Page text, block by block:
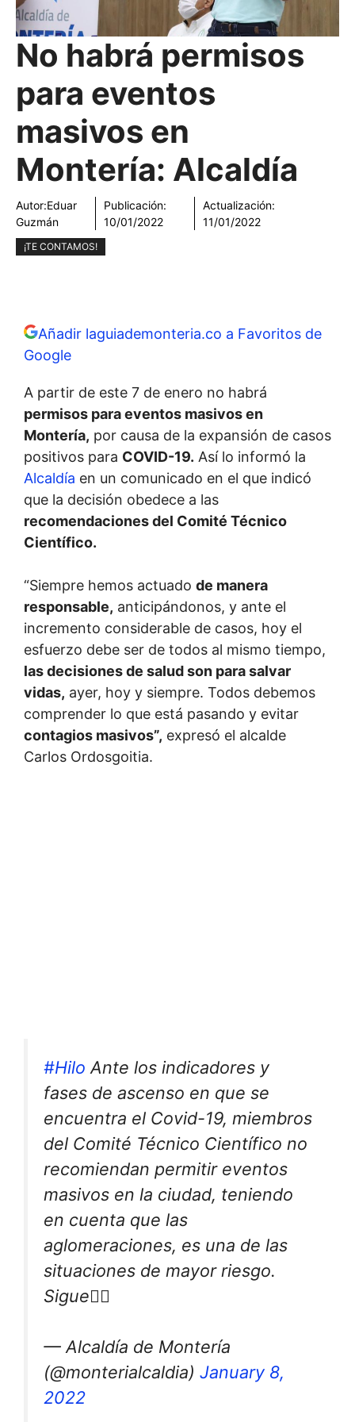
No habrá permisos
para eventos
masivos en
Montería: Alcaldía
Autor:Eduar
Guzmán
Publicación:
10/01/2022
Actualización:
11/01/2022
¡TE CONTAMOS!
Añadir laguiademonteria.co a Favoritos de
Google
A partir de este 7 de enero no habrá
permisos para eventos masivos en
Montería, por causa de la expansión de casos
positivos para COVID-19. Así lo informó la
Alcaldía en un comunicado en el que indicó
que la decisión obedece a las
recomendaciones del Comité Técnico
Científico.
“Siempre hemos actuado de manera
responsable, anticipándonos, y ante el
incremento considerable de casos, hoy el
esfuerzo debe ser de todos al mismo tiempo,
las decisiones de salud son para salvar
vidas, ayer, hoy y siempre. Todos debemos
comprender lo que está pasando y evitar
contagios masivos”, expresó el alcalde
Carlos Ordosgoitia.
#Hilo Ante los indicadores y
fases de ascenso en que se
encuentra el Covid-19, miembros
del Comité Técnico Científico no
recomiendan permitir eventos
masivos en la ciudad, teniendo
en cuenta que las
aglomeraciones, es una de las
situaciones de mayor riesgo.
Sigue👇🏻
— Alcaldía de Montería
(@monterialcaldia) January 8,
2022